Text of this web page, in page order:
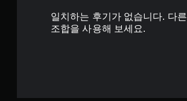
일치하는 후기가 없습니다. 다
조합을 사용해 보세요.